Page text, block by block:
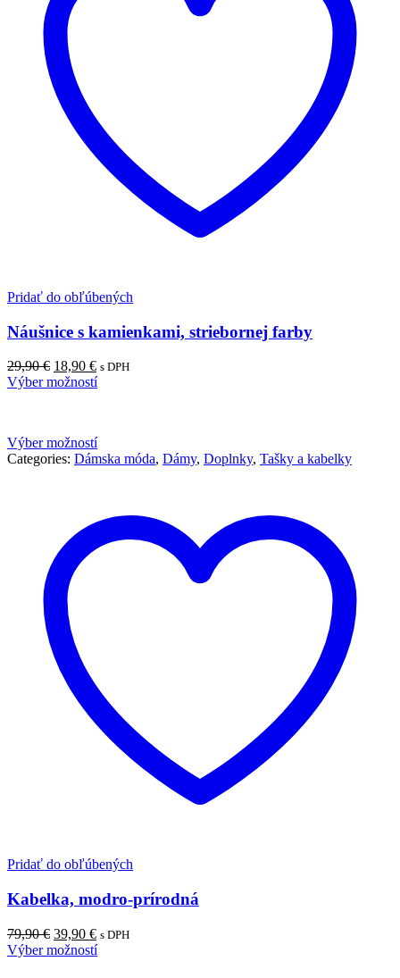
Pridať do obľúbených
Náušnice s kamienkami, striebornej farby
29,90€ Pôvodná
cena
18,90 €Aktuálna
cena
s DPH
Výber možností
Výber možností
Categories: Dámska móda, Dámy, Doplnky, Tašky a kabelky
Pridať do obľúbených
Kabelka, modro-prírodná
79,90€ Pôvodná
cena
39,90 €Aktuálna
cena
s DPH
Výber možností